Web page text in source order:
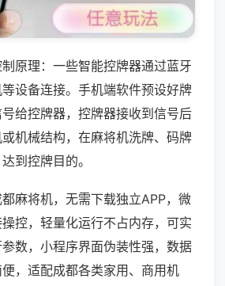
原理：一些智能控牌器通过蓝牙
设备连接。手机端软件预设好牌
给控牌器，控牌器接收到信号后
机械结构，在麻将机洗牌、码牌
到控牌目的。
麻将机，无需下载独立APP，微
控，轻量化运行不占内存，可实
数，小程序界面伪装性强，数据
，适配成都各类家用、商用机